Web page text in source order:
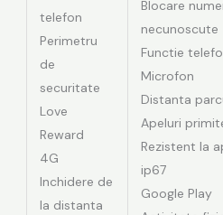
telefon
Perimetru
de
securitate
Love
Reward
4G
Inchidere de
la distanta
Blocare
necunoscute
Functie
Microfon
Distanta
Apeluri
Rezistent la
ip67
Google Play